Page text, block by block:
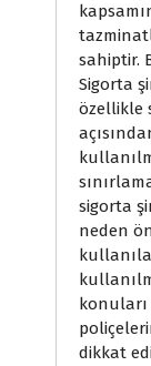
sahiptir.
Sigorta
özellikle
sigorta
neden
konuları
dikkat